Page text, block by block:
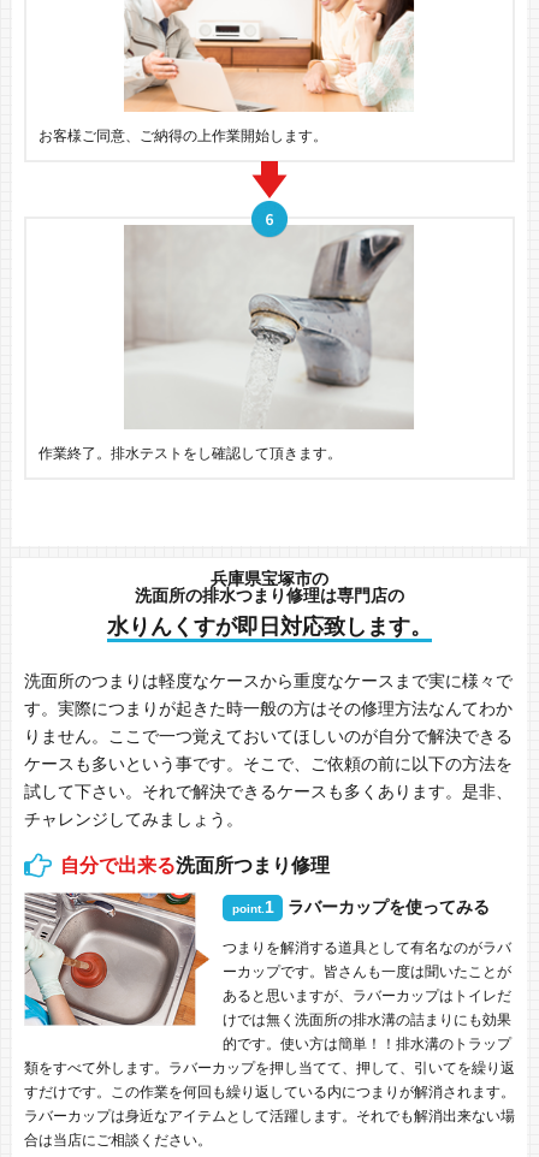
お客様ご同意、ご納得の上作業開始します。
作業終了。排水テストをし確認して頂きます。
兵庫県宝塚市の
洗面所の排水つまり修理は専門店の
水りんくすが即日対応致します。
洗面所のつまりは軽度なケースから重度なケースまで実に様々で
す。実際につまりが起きた時一般の方はその修理方法なんてわか
りません。ここで一つ覚えておいてほしいのが自分で解決できる
ケースも多いという事です。そこで、ご依頼の前に以下の方法を
試して下さい。それで解決できるケースも多くあります。是非、
チャレンジしてみましょう。
自分で出来る洗面所つまり修理
point. 1 ラバーカップを使ってみる
つまりを解消する道具として有名なのがラバ
ーカップです。皆さんも一度は聞いたことが
あると思いますが、ラバーカップはトイレだ
けでは無く洗面所の排水溝の詰まりにも効果
的です。使い方は簡単！！排水溝のトラップ
類をすべて外します。ラバーカップを押し当てて、押して、引いてを繰り返
すだけです。この作業を何回も繰り返している内につまりが解消されます。
ラバーカップは身近なアイテムとして活躍します。それでも解消出来ない場
合は当店にご相談ください。